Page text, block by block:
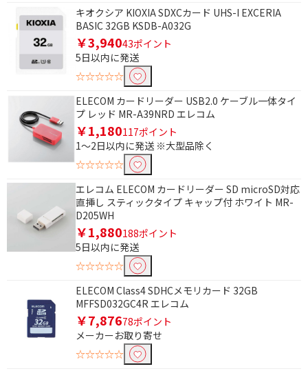
キオクシア KIOXIA SDXCカード UHS-I EXCERIA
BASIC 32GB KSDB-A032G
￥3,94043ポイント
5日以内に発送
☆☆☆☆☆
ELECOM カードリーダー USB2.0 ケーブル一体タイ
プ レッド MR-A39NRD エレコム
￥1,180117ポイント
1～2日以内に発送 ※大型品除く
☆☆☆☆☆
エレコム ELECOM カードリーダー SD microSD対応
直挿し スティックタイプ キャップ付 ホワイト MR-
D205WH
￥1,880188ポイント
5日以内に発送
☆☆☆☆☆
ELECOM Class4 SDHCメモリカード 32GB
MFFSD032GC4R エレコム
￥7,87678ポイント
メーカーお取り寄せ
☆☆☆☆☆